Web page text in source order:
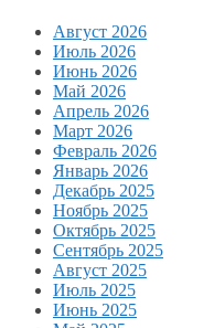
Август 2026
Июль 2026
Июнь 2026
Май 2026
Апрель 2026
Март 2026
Февраль 2026
Январь 2026
Декабрь 2025
Ноябрь 2025
Октябрь 2025
Сентябрь 2025
Август 2025
Июль 2025
Июнь 2025